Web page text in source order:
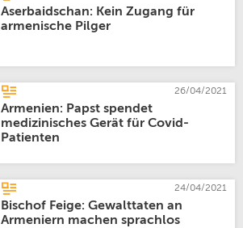
Aserbaidschan: Kein Zugang für
armenische Pilger
26/04/2021
Armenien: Papst spendet
medizinisches Gerät für Covid-
Patienten
24/04/2021
Bischof Feige: Gewalttaten an
Armeniern machen sprachlos